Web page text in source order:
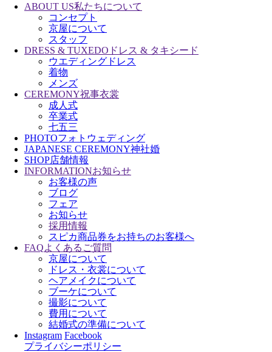
ABOUT US私たちについて
コンセプト
京屋について
スタッフ
DRESS & TUXEDO ドレス & タキシード
ウエディングドレス
着物
メンズ
CEREMONY祝事衣裳
成人式
卒業式
七五三
PHOTOフォトウェディング
JAPANESE CEREMONY神社婚
SHOP店舗情報
INFORMATIONお知らせ
お客様の声
ブログ
フェア
お知らせ
採用情報
スピカ商品券をお持ちのお客様へ
FAQよくあるご質問
京屋について
ドレス・衣裳について
ヘアメイクについて
ブーケについて
撮影について
費用について
結婚式の準備について
Instagram Facebook
プライバシーポリシー